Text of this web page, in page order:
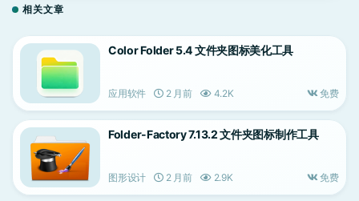
相关文章
Color Folder 5.4 文件夹图标美化工具
应用软件 2 月前 4.2K 免费
Folder-Factory 7.13.2 文件夹图标制作工具
图形设计 2 月前 2.9K 免费